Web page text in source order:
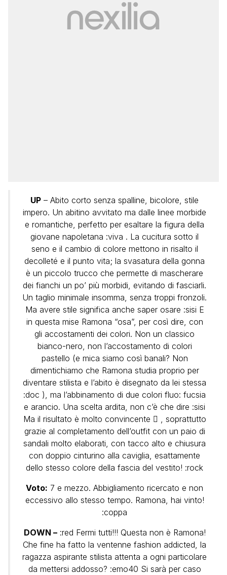
UP – Abito corto senza spalline, bicolore, stile
impero. Un abitino avvitato ma dalle linee morbide
e romantiche, perfetto per esaltare la figura della
giovane napoletana :viva . La cucitura sotto il
seno e il cambio di colore mettono in risalto il
decolleté e il punto vita; la svasatura della gonna
è un piccolo trucco che permette di mascherare
dei fianchi un po’ più morbidi, evitando di fasciarli.
Un taglio minimale insomma, senza troppi fronzoli.
Ma avere stile significa anche saper osare :sisi E
in questa mise Ramona “osa”, per così dire, con
gli accostamenti dei colori. Non un classico
bianco-nero, non l’accostamento di colori
pastello (e mica siamo così banali? Non
dimentichiamo che Ramona studia proprio per
diventare stilista e l’abito è disegnato da lei stessa
:doc ), ma l’abbinamento di due colori fluo: fucsia
e arancio. Una scelta ardita, non c’è che dire :sisi
Ma il risultato è molto convincente  , soprattutto
grazie al completamento dell’outfit con un paio di
sandali molto elaborati, con tacco alto e chiusura
con doppio cinturino alla caviglia, esattamente
dello stesso colore della fascia del vestito! :rock
Voto: 7 e mezzo. Abbigliamento ricercato e non
eccessivo allo stesso tempo. Ramona, hai vinto!
:coppa
DOWN –:red Fermi tutti!!! Questa non è Ramona!
Che fine ha fatto la ventenne fashion addicted, la
ragazza aspirante stilista attenta a ogni particolare
da mettersi addosso? :emo40 Si sarà per caso